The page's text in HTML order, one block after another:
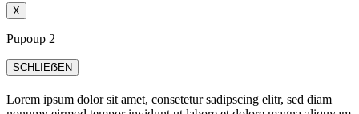
X
Pupoup 2
SCHLIEẞEN
Lorem ipsum dolor sit amet, consetetur sadipscing elitr, sed diam